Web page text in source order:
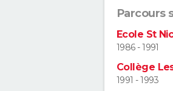
Parcours
Ecole St
1986 - 1991
Collège
1991 - 1993